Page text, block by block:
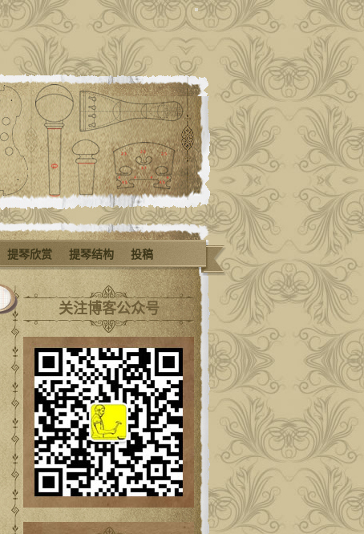
提琴欣赏 提琴结构 投稿
关注博客公众号